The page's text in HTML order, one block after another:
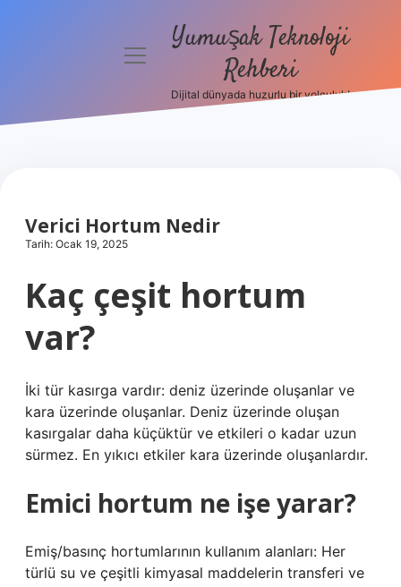
menüyüYumuşak Teknoloji
Rehberi
Dijital dünyada huzurlu bir yolculuk!
Verici Hortum Nedir
Tarih: Ocak 19, 2025
Kaç çeşit hortum
var?
İki tür kasırga vardır: deniz üzerinde oluşanlar ve
kara üzerinde oluşanlar. Deniz üzerinde oluşan
kasırgalar daha küçüktür ve etkileri o kadar uzun
sürmez. En yıkıcı etkiler kara üzerinde oluşanlardır.
Emici hortum ne işe yarar?
Emiş/basınç hortumlarının kullanım alanları: Her
türlü su ve çeşitli kimyasal maddelerin transferi ve